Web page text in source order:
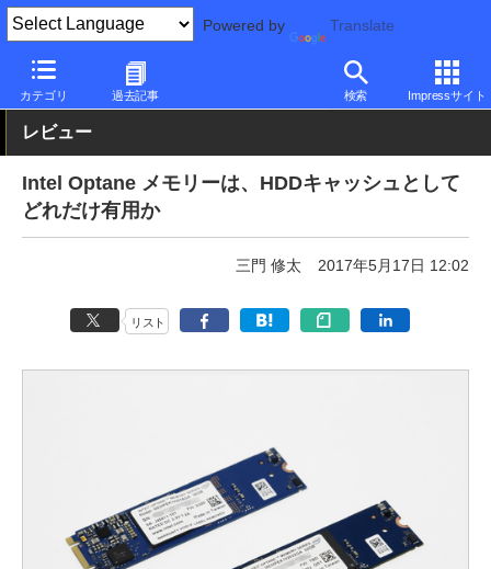
Powered by Translate
カテゴリ 過去記事 検索 Impressサイト
PC Watch 半導体/周辺機器
レビュー
Intel Optane メモリーは、HDDキャッシュとして
どれだけ有用か
三門 修太 2017年5月17日 12:02
リスト